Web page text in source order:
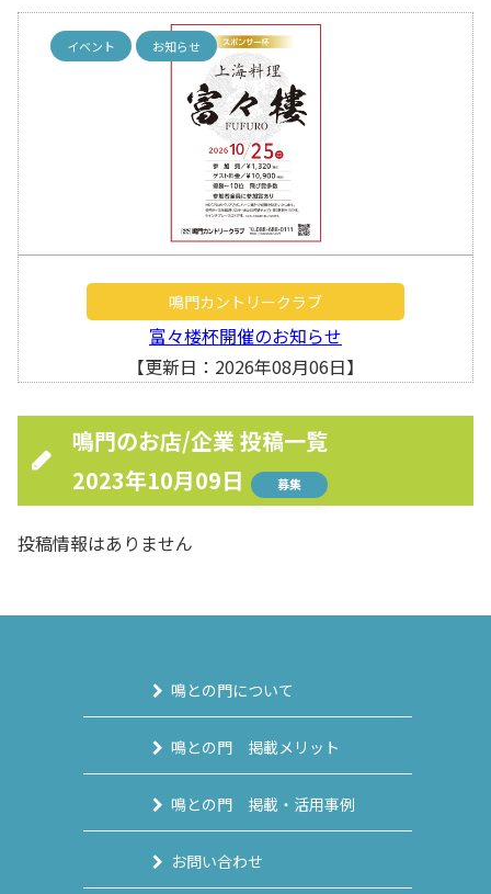
イベント お知らせ
鳴門カントリークラブ
富々楼杯開催のお知らせ
【更新日：2026年08月06日】
鳴門のお店/企業 投稿一覧
2023年10月09日
募集
投稿情報はありません
鳴との門について
鳴との門 掲載メリット
鳴との門 掲載・活用事例
お問い合わせ